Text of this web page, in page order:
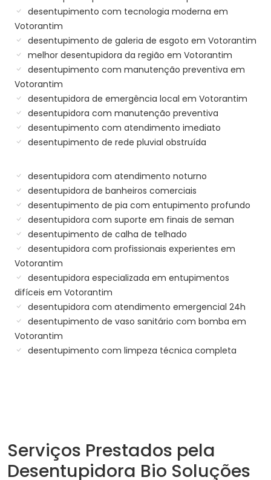
desentupimento com tecnologia moderna em
Votorantim
desentupimento de galeria de esgoto em Votorantim
melhor desentupidora da região em Votorantim
desentupimento com manutenção preventiva em
Votorantim
desentupidora de emergência local em Votorantim
desentupidora com manutenção preventiva
desentupimento com atendimento imediato
desentupimento de rede pluvial obstruída
desentupidora com atendimento noturno
desentupidora de banheiros comerciais
desentupimento de pia com entupimento profundo
desentupidora com suporte em finais de seman
desentupimento de calha de telhado
desentupidora com profissionais experientes em
Votorantim
desentupidora especializada em entupimentos
difíceis em Votorantim
desentupidora com atendimento emergencial 24h
desentupimento de vaso sanitário com bomba em
Votorantim
desentupimento com limpeza técnica completa
Serviços Prestados pela
Desentupidora Bio Soluções